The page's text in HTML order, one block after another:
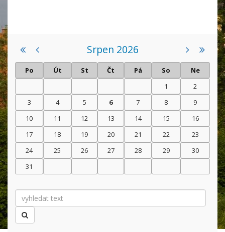
Srpen 2026
Po Út St Čt Pá So
Ne
1
2
3
4 5 6 7 8
9
10
11 12 13 14 15
16
17
18 19 20 21 22
23
24
25 26 27 28 29
30
31